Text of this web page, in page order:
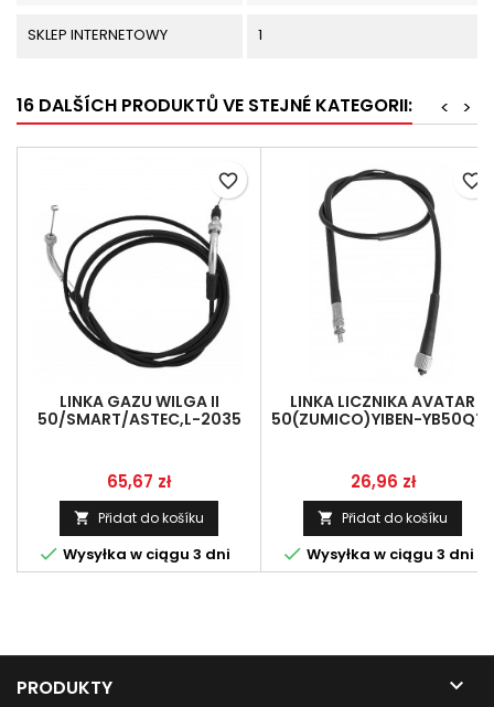
SKLEP INTERNETOWY 1
16 DALŠÍCH PRODUKTŮ VE STEJNÉ KATEGORII: >
<
LINKA GAZU WILGA II
50/SMART/ASTEC,L-2035
Cena
65,67 zł
 Přidat do košíku
 Wysyłka w ciągu 3 dni
favorite_border
LINKA LICZNIKA AVATAR
50(ZUMICO)YIBEN-YB50QT-
Cena
26,96 zł
 Přidat do košíku
 Wysyłka w ciągu 3 dni
favorite_border
PRODUKTY 